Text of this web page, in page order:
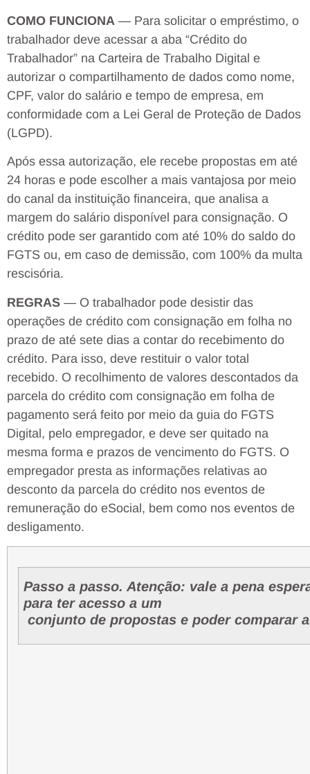
COMO FUNCIONA — Para solicitar o empréstimo, o
trabalhador deve acessar a aba “Crédito do
Trabalhador” na Carteira de Trabalho Digital e
autorizar o compartilhamento de dados como nome,
CPF, valor do salário e tempo de empresa, em
conformidade com a Lei Geral de Proteção de Dados
(LGPD).
Após essa autorização, ele recebe propostas em até
24 horas e pode escolher a mais vantajosa por meio
do canal da instituição financeira, que analisa a
margem do salário disponível para consignação. O
crédito pode ser garantido com até 10% do saldo do
FGTS ou, em caso de demissão, com 100% da multa
rescisória.
REGRAS — O trabalhador pode desistir das
operações de crédito com consignação em folha no
prazo de até sete dias a contar do recebimento do
crédito. Para isso, deve restituir o valor total
recebido. O recolhimento de valores descontados da
parcela do crédito com consignação em folha de
pagamento será feito por meio da guia do FGTS
Digital, pelo empregador, e deve ser quitado na
mesma forma e prazos de vencimento do FGTS. O
empregador presta as informações relativas ao
desconto da parcela do crédito nos eventos de
remuneração do eSocial, bem como nos eventos de
desligamento.
Passo a passo. Atenção: vale a pena
para ter
conjunto de propostas e poder comparar